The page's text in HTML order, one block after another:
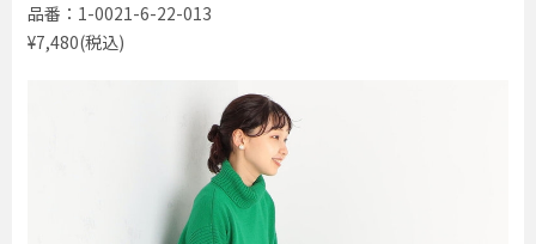
品番：1-0021-6-22-013
¥7,480(税込)